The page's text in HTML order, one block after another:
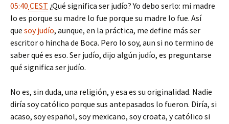
05:40 CEST ¿Qué significa ser judío? Yo debo serlo: mi madre
lo es porque su madre lo fue porque su madre lo fue. Así
que soy judío, aunque, en la práctica, me define más ser
escritor o hincha de Boca. Pero lo soy, aun si no termino de
saber qué es eso. Ser judío, dijo algún judío, es preguntarse
qué significa ser judío.
No es, sin duda, una religión, y esa es su originalidad. Nadie
diría soy católico porque sus antepasados lo fueron. Diría, si
acaso, soy español, soy mexicano, soy croata, y católico si